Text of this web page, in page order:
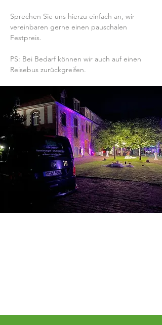
Sprechen Sie uns hierzu einfach an, wir
vereinbaren gerne einen pauschalen
Festpreis.
PS: Bei Bedarf können wir auch auf einen
Reisebus zurückgreifen.